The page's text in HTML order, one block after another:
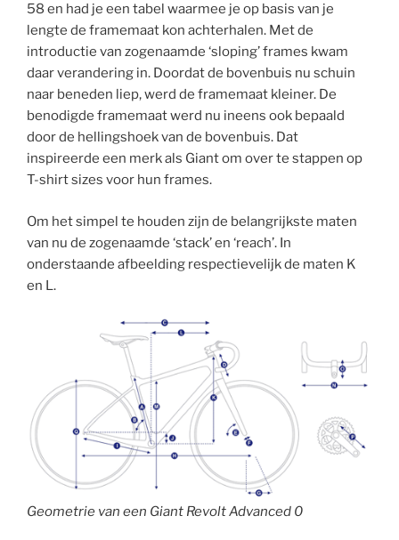
58 en had je een tabel waarmee je op basis van je
lengte de framemaat kon achterhalen. Met de
introductie van zogenaamde ‘sloping’ frames kwam
daar verandering in. Doordat de bovenbuis nu schuin
naar beneden liep, werd de framemaat kleiner. De
benodigde framemaat werd nu ineens ook bepaald
door de hellingshoek van de bovenbuis. Dat
inspireerde een merk als Giant om over te stappen op
T-shirt sizes voor hun frames.
Om het simpel te houden zijn de belangrijkste maten
van nu de zogenaamde ‘stack’ en ‘reach’. In
onderstaande afbeelding respectievelijk de maten K
en L.
Geometrie van een Giant Revolt Advanced 0